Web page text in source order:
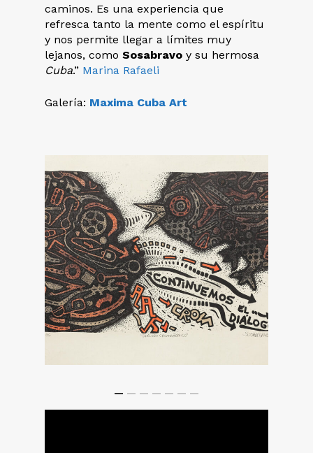
caminos. Es una experiencia que
refresca tanto la mente como el espíritu
y nos permite llegar a límites muy
lejanos, comoSosabravo y su hermosa
Cuba.” Marina Rafaeli
Galería: Maxima Cuba Art